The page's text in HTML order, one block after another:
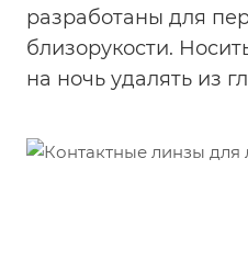
разработаны для
близорукости.
на ночь удалять из